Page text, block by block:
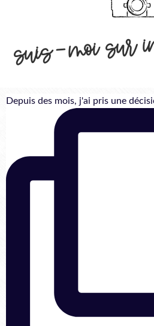
suis-moi sur
Depuis des mois, j'ai pris une